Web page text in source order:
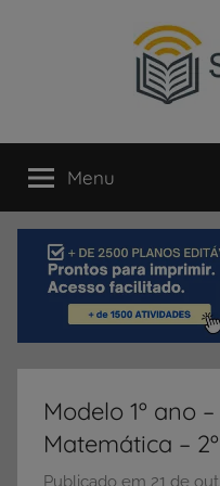
SÓ
ESCOLA
um
portal
direcionado
compartilhamento
dicas
Menu
Modelo 1º ano
Matemática –
Publicado em 21 de